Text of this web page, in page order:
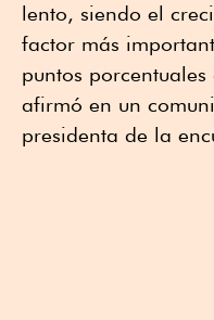
lento, siendo el
factor más
puntos
afirmó en un
presidenta de la